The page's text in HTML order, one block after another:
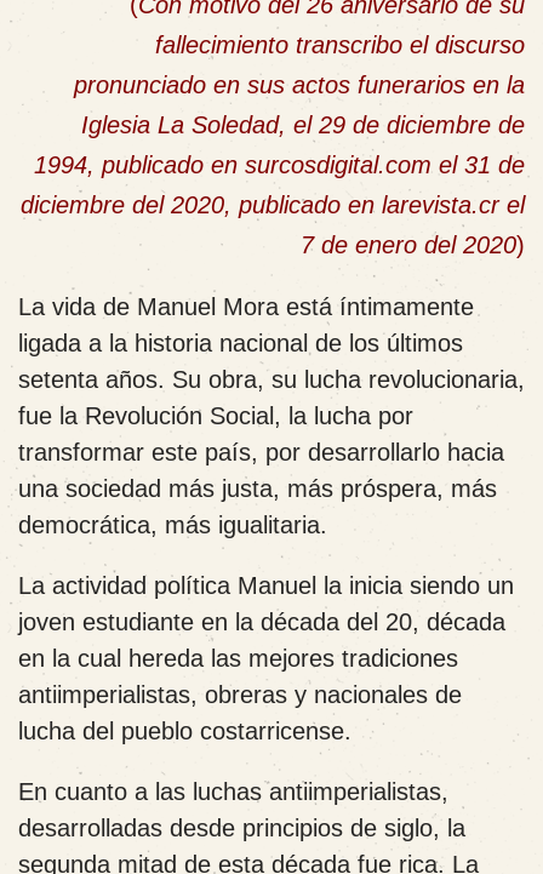
fallecimiento transcribo el discurso
pronunciado en sus actos funerarios en la
Iglesia La Soledad, el 29 de diciembre de
1994, publicado en surcosdigital.com el 31 de
diciembre del 2020, publicado en larevista.cr el
7 de enero del 2020)
La vida de Manuel Mora está íntimamente
ligada a la historia nacional de los últimos
setenta años. Su obra, su lucha revolucionaria,
fue la Revolución Social, la lucha por
transformar este país, por desarrollarlo hacia
una sociedad más justa, más próspera, más
democrática, más igualitaria.
La actividad política Manuel la inicia siendo un
joven estudiante en la década del 20, década
en la cual hereda las mejores tradiciones
antiimperialistas, obreras y nacionales de
lucha del pueblo costarricense.
En cuanto a las luchas antiimperialistas,
desarrolladas desde principios de siglo, la
segunda mitad de esta década fue rica. La